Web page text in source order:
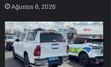
Ağustos 6, 2026